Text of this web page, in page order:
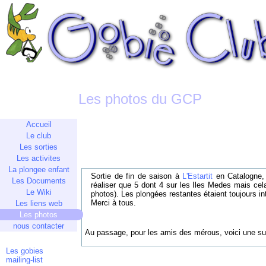
Les photos du GCP
Accueil
Le club
Les sorties
Les activites
La plongee enfant
Les Documents
Le Wiki
Les liens web
Les photos
nous contacter
Les gobies
mailing-list
Sortie de fin de saison à L'Estartit en
réaliser que 5 dont 4 sur les Iles Medes mais
photos). Les plongées restantes étaient toujours
Merci à tous.
Au passage, pour les amis des mérous, voici une